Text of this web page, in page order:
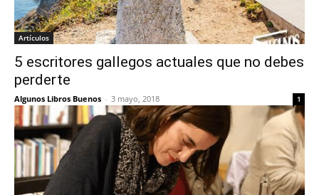
Artículos
5 escritores gallegos actuales que no debes
perderte
Algunos Libros Buenos - 3 mayo, 2018 1